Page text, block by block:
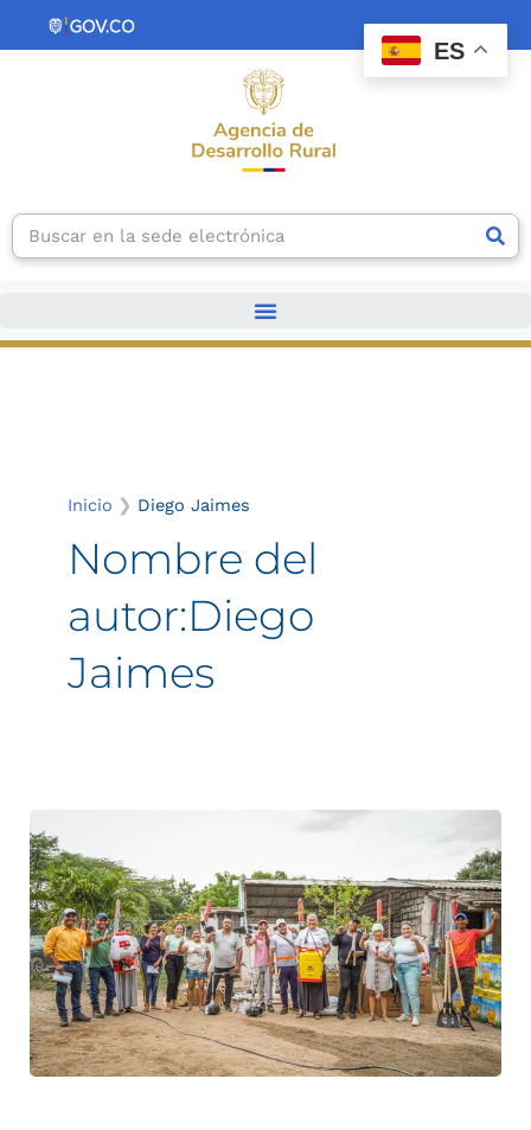
contenido
Search
Inicio Diego Jaimes
Nombre del
autor:Diego
Jaimes
el
sueño
exportador
de
70
familias
de
San
Juan
del
ES